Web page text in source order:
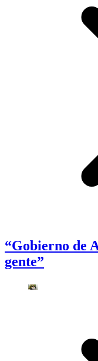
“Gobierno de
gente”